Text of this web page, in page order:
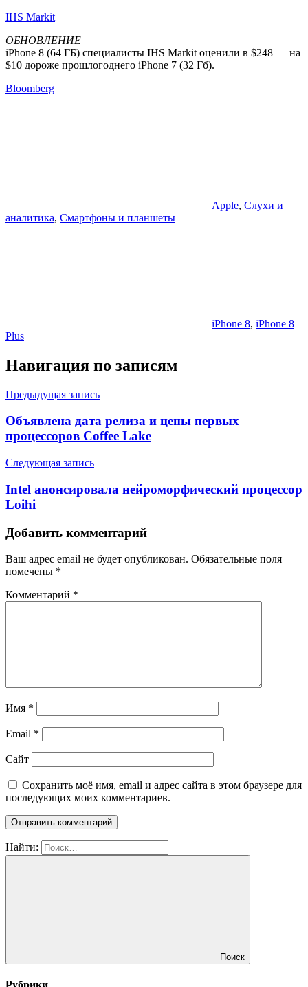
IHS Markit
ОБНОВЛЕНИЕ
iPhone 8 (64 ГБ) специалисты IHS Markit оценили в $248 — на
$10 дороже прошлогоднего iPhone 7 (32 Гб).
Bloomberg
Apple, Слухи и
аналитика, Смартфоны и планшеты
iPhone 8, iPhone 8
Plus
Навигация по записям
Предыдущая запись
Объявлена дата релиза и цены первых
процессоров Coffee Lake
Следующая запись
Intel анонсировала нейроморфический процессор
Loihi
Добавить комментарий
Ваш адрес email не будет опубликован. Обязательные поля
помечены *
Комментарий *
Имя *
Email *
Сайт
Сохранить моё имя, email и адрес сайта в этом браузере для
последующих моих комментариев.
Найти:
Поиск